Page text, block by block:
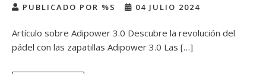
PUBLICADO POR %S 04 JULIO 2024
Artículo sobre Adipower 3.0 Descubre la revolución del
pádel con las zapatillas Adipower 3.0 Las […]